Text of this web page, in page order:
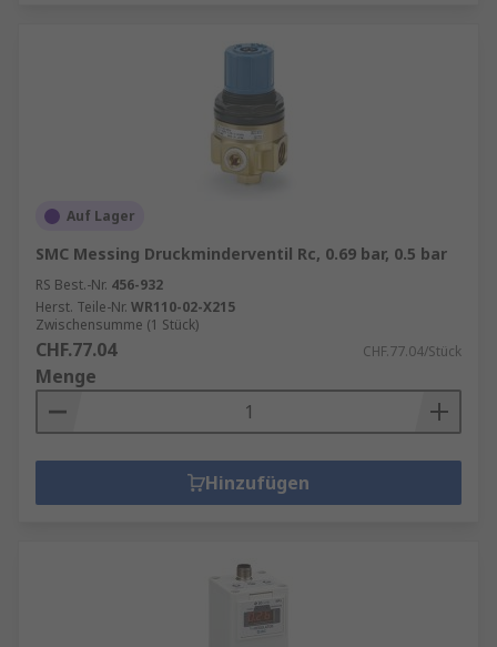
Auf Lager
SMC Messing Druckminderventil Rc, 0.69 bar, 0.5 bar
RS Best.-Nr. 456-932
Herst. Teile-Nr. WR110-02-X215
Zwischensumme (1 Stück)
CHF.77.04 CHF.77.04/Stück
Menge
Hinzufügen